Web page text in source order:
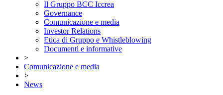
Il Gruppo BCC Iccrea
Governance
Comunicazione e media
Investor Relations
Etica di Gruppo e Whistleblowing
Documenti e informative
>
Comunicazione e media
>
News